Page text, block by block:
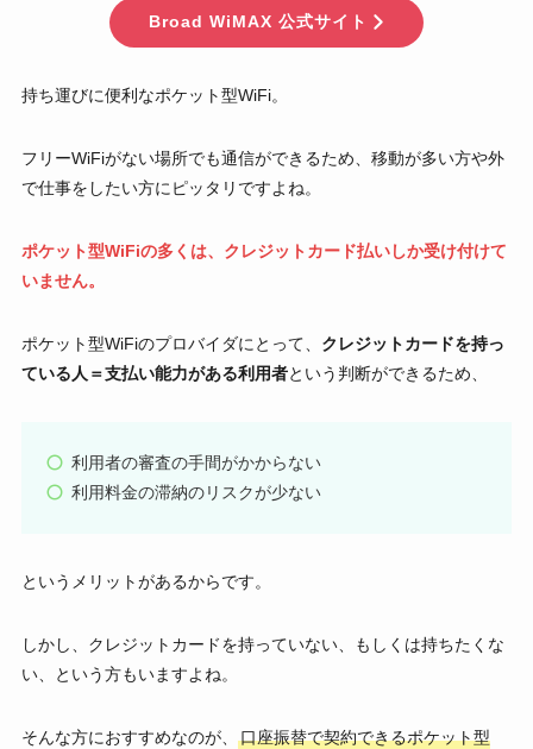
Broad WiMAX 公式サイト
持ち運びに便利なポケット型WiFi。
フリーWiFiがない場所でも通信ができるため、移動が多い方や外
で仕事をしたい方にピッタリですよね。
ポケット型WiFiの多くは、クレジットカード払いしか受け付けて
いません。
ポケット型WiFiのプロバイダにとって、 クレジットカードを持っ
ている人＝支払い能力がある利用者という判断ができるため、
利用者の審査の手間がかからない
利用料金の滞納のリスクが少ない
というメリットがあるからです。
しかし、クレジットカードを持っていない、もしくは持ちたくな
い、という方もいますよね。
そんな方におすすめなのが、
口座振替で契約できるポケット型